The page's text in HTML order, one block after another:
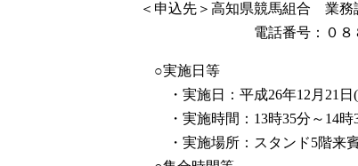
＜申込先＞高知県競馬組合 業務
電話番号：０８８－８
○実施日等
・実施日：平成26年12月21日
・実施時間：13時35分～14時
・実施場所：スタンド5階来